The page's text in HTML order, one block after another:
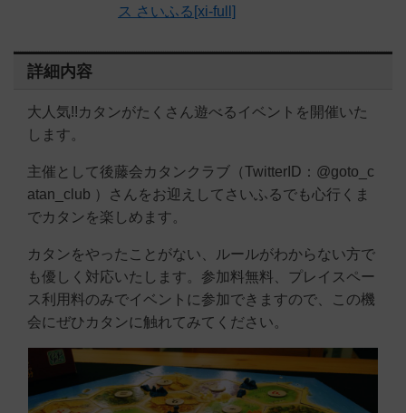
ス さいふる[xi-full]
詳細内容
大人気!!カタンがたくさん遊べるイベントを開催いた
します。
主催として後藤会カタンクラブ（TwitterID：@goto_c
atan_club ）さんをお迎えしてさいふるでも心行くま
でカタンを楽しめます。
カタンをやったことがない、ルールがわからない方で
も優しく対応いたします。参加料無料、プレイスペー
ス利用料のみでイベントに参加できますので、この機
会にぜひカタンに触れてみてください。